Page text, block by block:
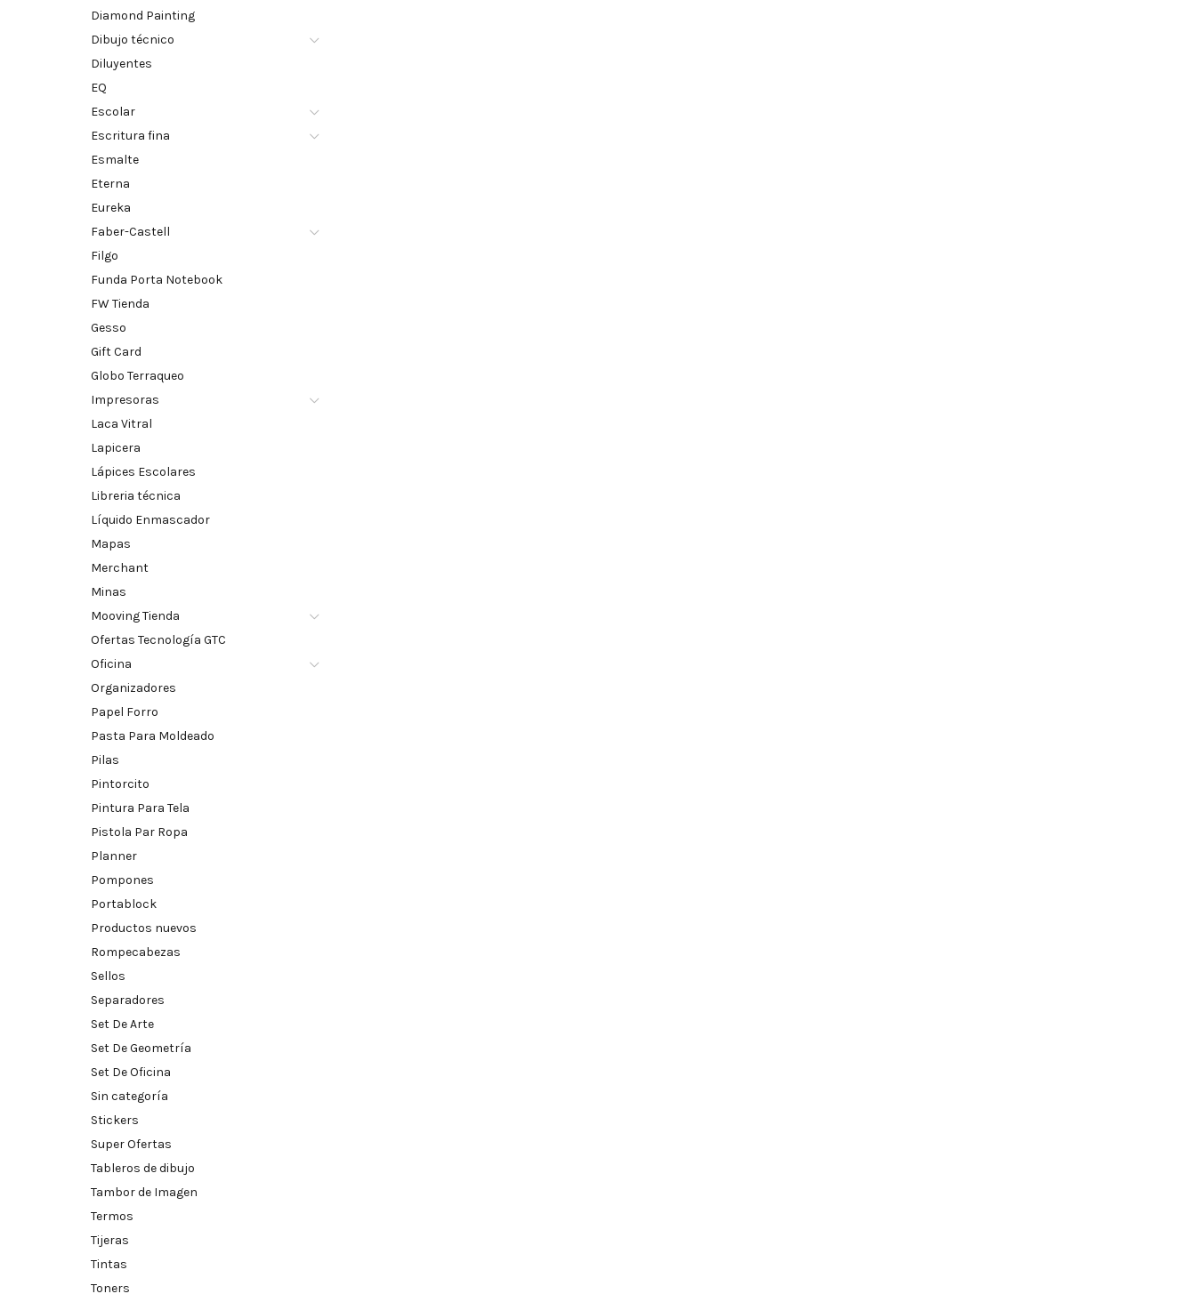
Diamond Painting
Dibujo técnico
Diluyentes
EQ
Escolar
Escritura fina
Esmalte
Eterna
Eureka
Faber-Castell
Filgo
Funda Porta Notebook
FW Tienda
Gesso
Gift Card
Globo Terraqueo
Impresoras
Laca Vitral
Lapicera
Lápices Escolares
Libreria técnica
Líquido Enmascador
Mapas
Merchant
Minas
Mooving Tienda
Ofertas Tecnología GTC
Oficina
Organizadores
Papel Forro
Pasta Para Moldeado
Pilas
Pintorcito
Pintura Para Tela
Pistola Par Ropa
Planner
Pompones
Portablock
Productos nuevos
Rompecabezas
Sellos
Separadores
Set De Arte
Set De Geometría
Set De Oficina
Sin categoría
Stickers
Super Ofertas
Tableros de dibujo
Tambor de Imagen
Termos
Tijeras
Tintas
Toners